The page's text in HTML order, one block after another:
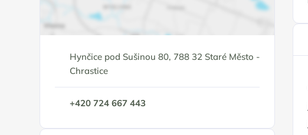
Hynčice pod Sušinou 80, 788 32 Staré Město -
Chrastice
+420 724 667 443